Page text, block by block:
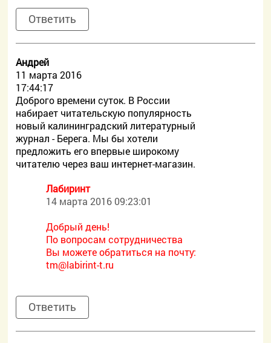
Ответить
Андрей
11 марта 2016
17:44:17
Доброго времени суток. В России
набирает читательскую популярность
новый калининградский литературный
журнал - Берега. Мы бы хотели
предложить его впервые широкому
читателю через ваш интернет-магазин.
Лабиринт
14 марта 2016 09:23:01
Добрый день!
По вопросам сотрудничества
Вы можете обратиться на почту:
tm@labirint-t.ru
Ответить